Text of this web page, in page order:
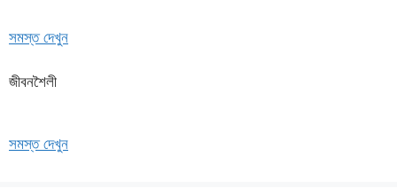
সমস্ত দেখুন
জীবনশৈলী
সমস্ত দেখুন